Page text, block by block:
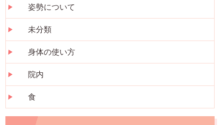
姿勢について
未分類
身体の使い方
院内
食